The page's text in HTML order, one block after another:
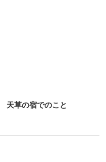
天草の宿でのこと